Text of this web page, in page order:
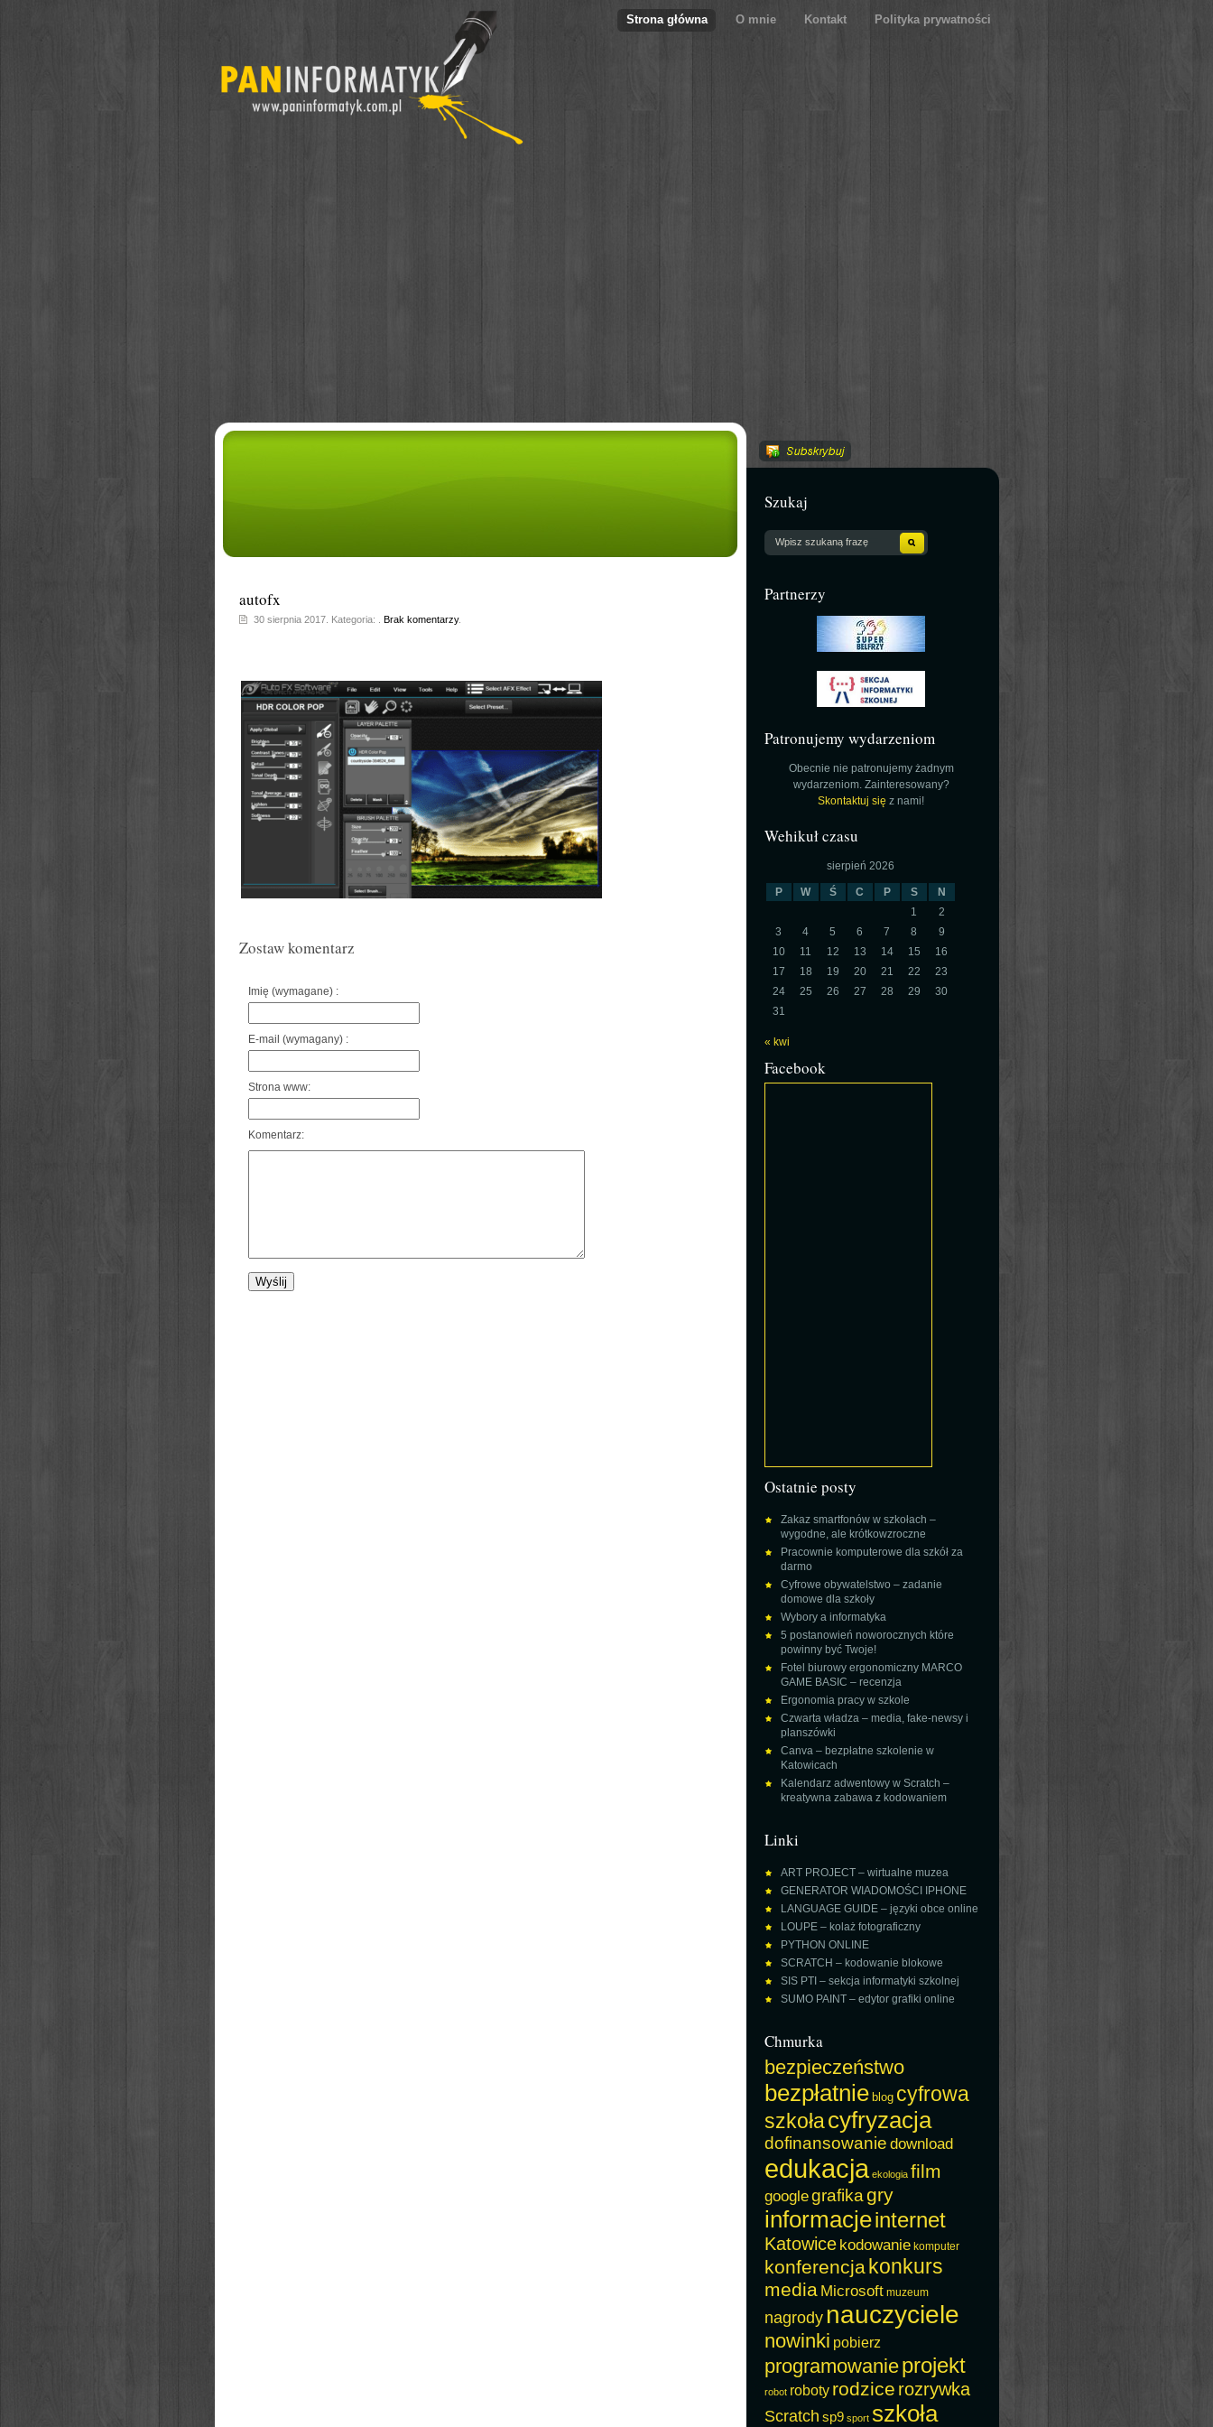
Strona główna O mnie Kontakt Polityka prywatności
autofx
30 sierpnia 2017. Kategoria: . Brak komentarzy.
Zostaw komentarz
Imię (wymagane) :
E-mail (wymagany) :
Strona www:
Komentarz:
Szukaj
Partnerzy
Patronujemy wydarzeniom
Obecnie nie patronujemy żadnym
wydarzeniom. Zainteresowany?
Skontaktuj się z nami!
Wehikuł czasu
sierpień 2026
P W Ś C P S
N
1
2
3
4 5 6 7 8
9
10
11 12 13 14 15
16
17
18 19 20 21 22
23
24
25 26 27 28 29
30
31
« kwi
Facebook
Ostatnie posty
Zakaz smartfonów w szkołach –
wygodne, ale krótkowzroczne
Pracownie komputerowe dla szkół za
darmo
Cyfrowe obywatelstwo – zadanie
domowe dla szkoły
Wybory a informatyka
5 postanowień noworocznych które
powinny być Twoje!
Fotel biurowy ergonomiczny MARCO
GAME BASIC – recenzja
Ergonomia pracy w szkole
Czwarta władza – media, fake-newsy i
planszówki
Canva – bezpłatne szkolenie w
Katowicach
Kalendarz adwentowy w Scratch –
kreatywna zabawa z kodowaniem
Linki
ART PROJECT – wirtualne muzea
GENERATOR WIADOMOŚCI IPHONE
LANGUAGE GUIDE – języki obce online
LOUPE – kolaż fotograficzny
PYTHON ONLINE
SCRATCH – kodowanie blokowe
SIS PTI – sekcja informatyki szkolnej
SUMO PAINT – edytor grafiki online
Chmurka
bezpieczeństwo
bezpłatnie blog cyfrowa
szkołacyfryzacja
dofinansowanie download
edukacja ekologia film
googlegrafikagry
informacjeinternet
Katowice kodowanie komputer
konferencjakonkurs
media Microsoft muzeum
nagrody nauczyciele
nowinki pobierz
programowanieprojekt
robot roboty rodzice rozrywka
Scratch sp9 sport szkoła